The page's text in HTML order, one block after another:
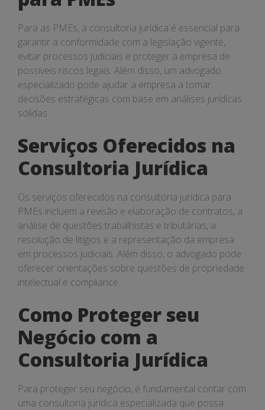
Para as PMEs, a consultoria jurídica é essencial para
garantir a conformidade com a legislação vigente,
evitar processos judiciais e proteger a empresa de
possíveis riscos legais. Além disso, um advogado
especializado pode ajudar a empresa a tomar
decisões estratégicas com base em análises jurídicas
sólidas.
Serviços Oferecidos na
Consultoria Jurídica
Os serviços oferecidos na consultoria jurídica para
PMEs incluem a revisão e elaboração de contratos, a
análise de questões trabalhistas e tributárias, a
resolução de litígios e a representação da empresa
em processos judiciais. Além disso, o advogado pode
oferecer orientações sobre questões de propriedade
intelectual e compliance.
Como Proteger seu
Negócio com a
Consultoria Jurídica
Para proteger seu negócio, é fundamental contar com
uma consultoria jurídica especializada que possa